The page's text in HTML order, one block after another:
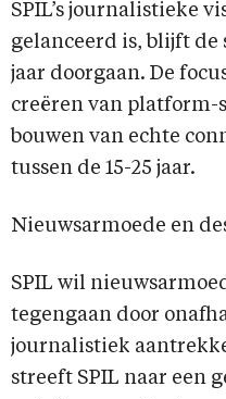
SPIL’s journalistieke
gelanceerd is, blijft
jaar doorgaan. De
creëren van platform-
bouwen van echte
tussen de 15-25 jaar.
Nieuwsarmoede en
SPIL wil
tegengaan door
journalistiek
streeft SPIL naar een